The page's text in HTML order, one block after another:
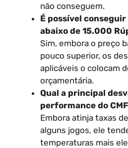
não conseguem.
É possível conseguir
abaixo de 15.000
Sim, embora o preço
pouco superior, os
aplicáveis o colocam
orçamentária.
Qual a principal
performance do
Embora atinja taxas
alguns jogos, ele
temperaturas mais